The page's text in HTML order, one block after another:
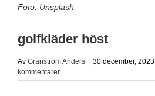
Foto: Unsplash
golfkläder höst
Av Granström Anders 30 december, 2023
kommentarer